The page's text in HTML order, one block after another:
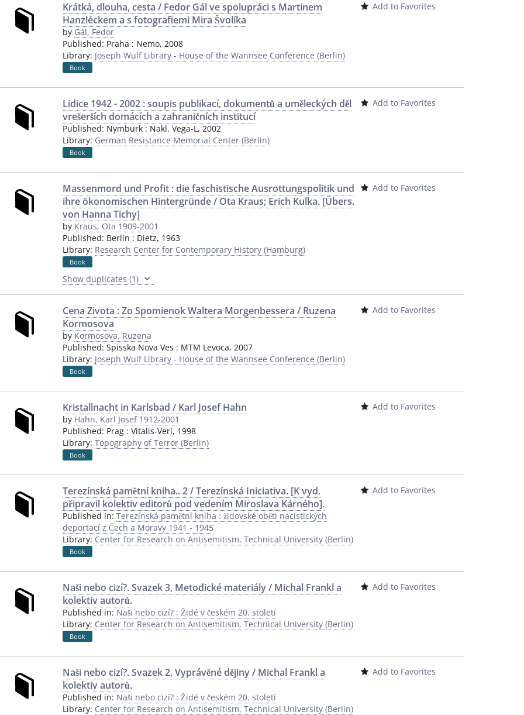
Krátká, dlouha, cesta / Fedor Gál ve spolupráci s Martinem
Hanzléckem a s fotografiemi Mira Švolíka
by Gál, Fedor
Published: Praha : Nemo, 2008
Library: Joseph Wulf Library - House of the Wannsee Conference (Berlin)
Book
Add to Favorites
Lidice 1942 - 2002 : soupis publikací, dokumentů a uměleckých děl
vrešerších domácích a zahraničních institucí
Published: Nymburk : Nakl. Vega-L, 2002
Library: German Resistance Memorial Center (Berlin)
Book
Add to Favorites
Massenmord und Profit : die faschistische Ausrottungspolitik und
ihre ökonomischen Hintergründe / Ota Kraus; Erich Kulka. [Übers.
von Hanna Tichy]
by Kraus, Ota 1909-2001
Published: Berlin : Dietz, 1963
Library: Research Center for Contemporary History (Hamburg)
Book
Show duplicates (1)
Add to Favorites
Cena Zivota : Zo Spomienok Waltera Morgenbessera / Ruzena
Kormosova
by Kormosova, Ruzena
Published: Spisska Nova Ves : MTM Levoca, 2007
Library: Joseph Wulf Library - House of the Wannsee Conference (Berlin)
Book
Add to Favorites
Kristallnacht in Karlsbad / Karl Josef Hahn
by Hahn, Karl Josef 1912-2001
Published: Prag : Vitalis-Verl, 1998
Library: Topography of Terror (Berlin)
Book
Add to Favorites
Terezínská pamětní kniha.. 2 / Terezínská Iniciativa. [K vyd.
připravil kolektiv editorů pod vedením Miroslava Kárného].
Published in: Terezínská pamětní kniha : židovské oběti nacistických
deportací z Čech a Moravy 1941 - 1945
Library: Center for Research on Antisemitism, Technical University (Berlin)
Book
Add to Favorites
Naši nebo cizí?. Svazek 3, Metodické materiály / Michal Frankl a
kolektiv autorů.
Published in: Naši nebo cizí? : Židé v českém 20. století
Library: Center for Research on Antisemitism, Technical University (Berlin)
Book
Add to Favorites
Naši nebo cizí?. Svazek 2, Vyprávěné dějiny / Michal Frankl a
kolektiv autorů.
Published in: Naši nebo cizí? : Židé v českém 20. století
Library: Center for Research on Antisemitism, Technical University (Berlin)
Add to Favorites